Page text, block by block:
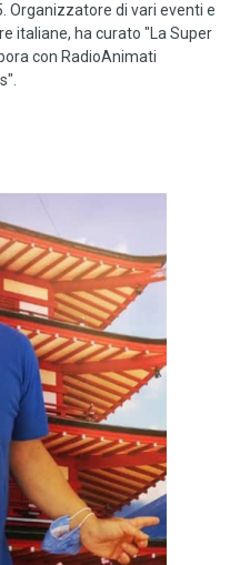
Organizzatore di vari eventi e
italiane, ha curato "La Super
con RadioAnimati